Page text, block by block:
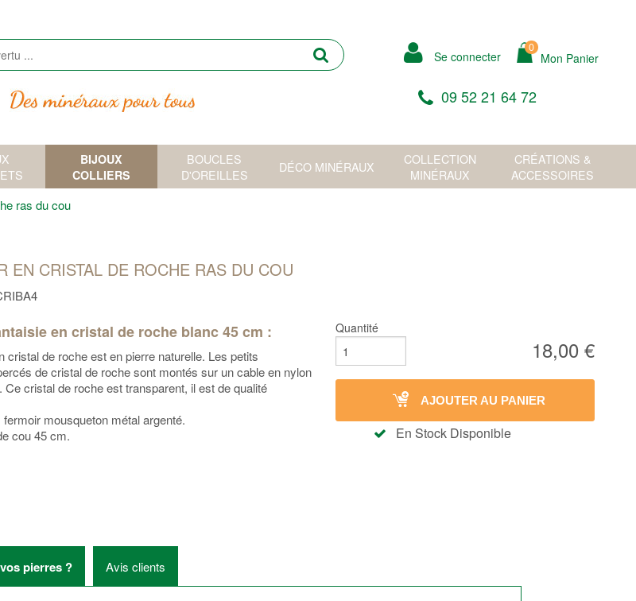
0
Mon Panier
Se connecter
09 52 21 64 72
BIJOUX
COLLIERS
BOUCLES
D'OREILLES
DÉCO MINÉRAUX
COLLECTION
MINÉRAUX
CRÉATIONS &
ACCESSOIRES
ras du cou
EN CRISTAL DE ROCHE RAS DU COU
Quantité
18,00 €
AJOUTER AU PANIER
En Stock Disponible
en cristal de roche blanc 45 cm :
cristal de roche est en pierre naturelle. Les petits
de cristal de roche sont montés sur un cable en nylon
Ce cristal de roche est transparent, il est de qualité
fermoir mousqueton métal argenté.
cou 45 cm.
pierres ? Avis clients